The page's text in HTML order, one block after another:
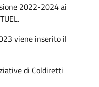
2022-2024 ai
viene inserito il
di Coldiretti